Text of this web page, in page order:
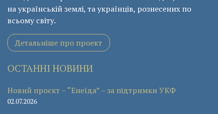
на українській землі, та українців, рознесених по
всьому світу.
Детальніше про проект
ОСТАННІ НОВИНИ
Новий проєкт – “Енеїда” – за підтримки УКФ
02.07.2026